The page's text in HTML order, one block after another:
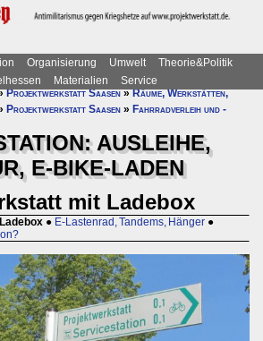
Organisierung Umwelt
Theorie&Politik
Materialien
Service
Projektwerkstatt Saasen»Räume, Werkstätten,
Projektwerkstatt Saasen » Fahrradverleih und -
AUSLEIHE,
E-BIKE-LADEN
mit Ladebox
● E-Lastenrad, Tandems, Hänger ●